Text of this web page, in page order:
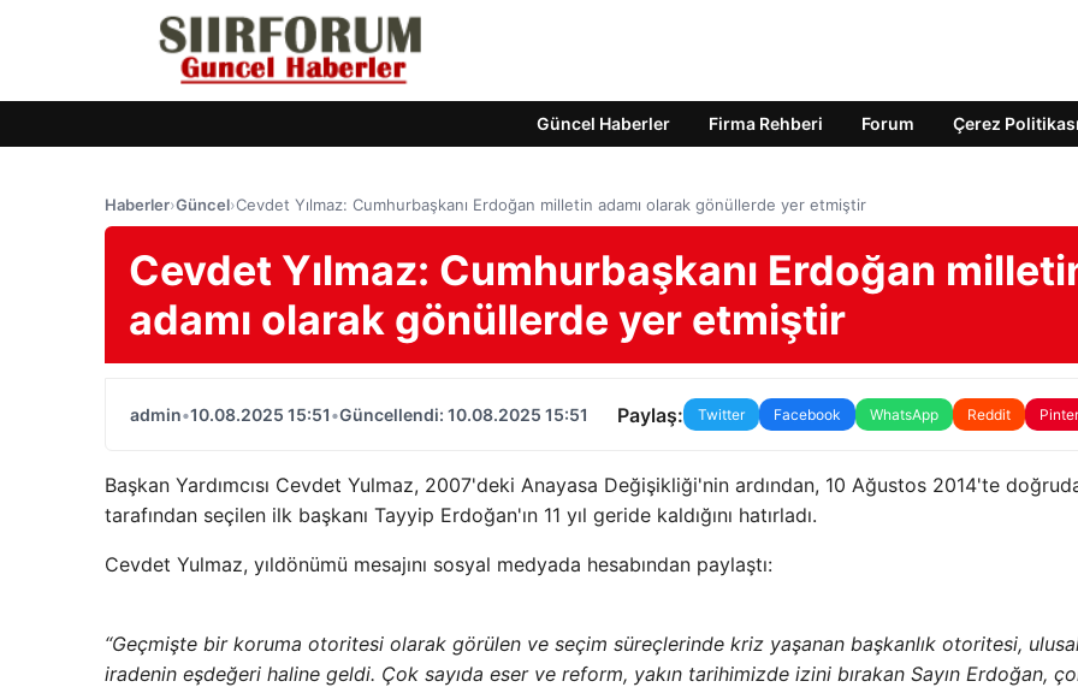
Güncel Haberler Firma Rehberi Forum Çerez Politikası
Haberler›Güncel›Cevdet Yılmaz: Cumhurbaşkanı Erdoğan milletin adamı olarak gönüllerde yer etmiştir
Cevdet Yılmaz: Cumhurbaşkanı Erdoğan
adamı olarak gönüllerde yer etmiştir
admin•10.08.2025 15:51•Güncellendi: 10.08.2025 15:51 Paylaş: Twitter Facebook WhatsApp Reddit
Başkan Yardımcısı Cevdet Yulmaz, 2007'deki Anayasa Değişikliği'nin ardından, 10 Ağustos 2014'te
tarafından seçilen ilk başkanı Tayyip Erdoğan'ın 11 yıl geride kaldığını hatırladı.
Cevdet Yulmaz, yıldönümü mesajını sosyal medyada hesabından paylaştı:
“Geçmişte bir koruma otoritesi olarak görülen ve seçim süreçlerinde kriz yaşanan başkanlık otoritesi,
iradenin eşdeğeri haline geldi. Çok sayıda eser ve reform, yakın tarihimizde izini bırakan Sayın Erdoğan,